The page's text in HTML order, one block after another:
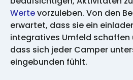
Wertevorzuleben. Von den
erwartet, dass sie ein
integratives Umfeld schaffen
dass sich jeder Camper
eingebunden fühlt.